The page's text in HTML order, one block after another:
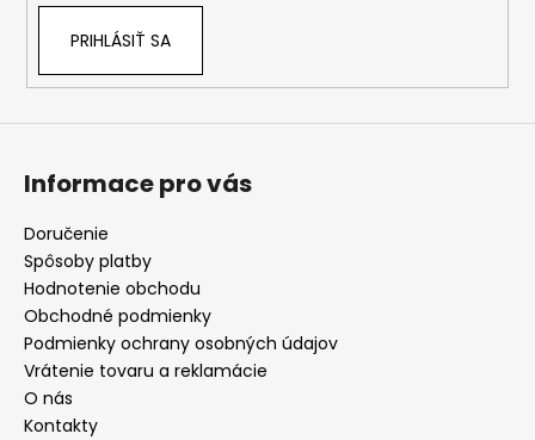
PRIHLÁSIŤ SA
Informace pro vás
Doručenie
Spôsoby platby
Hodnotenie obchodu
Obchodné podmienky
Podmienky ochrany osobných údajov
Vrátenie tovaru a reklamácie
O nás
Kontakty